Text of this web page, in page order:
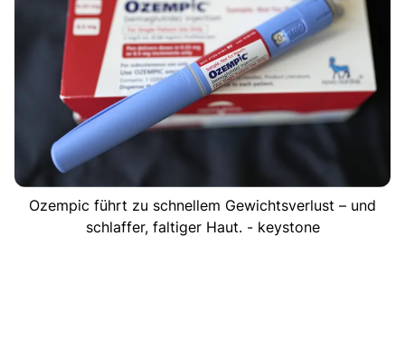
Ozempic führt zu schnellem Gewichtsverlust – und
schlaffer, faltiger Haut. - keystone